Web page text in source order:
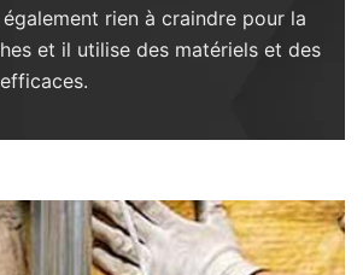
rien à craindre pour la
et il utilise des matériels et des